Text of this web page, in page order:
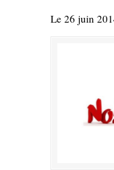
Le 26 juin